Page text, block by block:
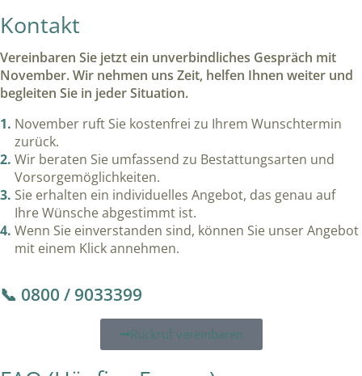
Kontakt
Vereinbaren Sie jetzt ein unverbindliches Gespräch mit
November. Wir nehmen uns Zeit, helfen Ihnen weiter und
begleiten Sie in jeder Situation.
November ruft Sie kostenfrei zu Ihrem Wunschtermin
zurück.
Wir beraten Sie umfassend zu Bestattungsarten und
Vorsorgemöglichkeiten.
Sie erhalten ein individuelles Angebot, das genau auf
Ihre Wünsche abgestimmt ist.
Wenn Sie einverstanden sind, können Sie unser Angebot
mit einem Klick annehmen.
📞 0800 / 9033399
Rückruf vereinbaren